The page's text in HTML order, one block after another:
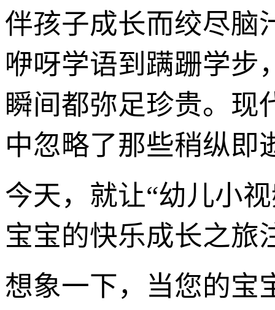
伴孩子成长而绞尽脑
咿呀学语到蹒跚学步
瞬间都弥足珍贵。现
中忽略了那些稍纵即
今天，就让“幼儿小
宝宝的快乐成长之旅
想象一下，当您的宝